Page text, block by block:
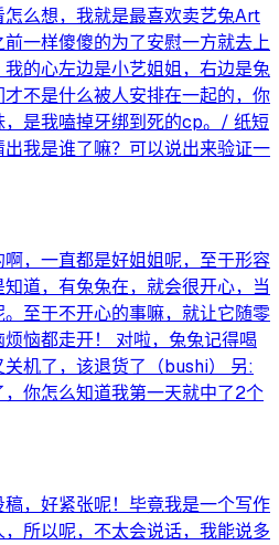
么想，我就是最喜欢卖艺兔Art
一样傻傻的为了安慰一方就去上
的心左边是小艺姐姐，右边是兔
不是什么被人安排在一起的，你
是我嗑掉牙绑到死的cp。/ 纸短
我是谁了嘛？可以说出来验证一
，一直都是好姐姐呢，至于形容
道，有兔兔在，就会很开心，当
至于不开心的事嘛，就让它随零
恼都走开！ 对啦，兔兔记得喝
机了，该退货了（bushi） 另:
你怎么知道我第一天就中了2个
，好紧张呢！毕竟我是一个写作
所以呢，不太会说话，我能说多